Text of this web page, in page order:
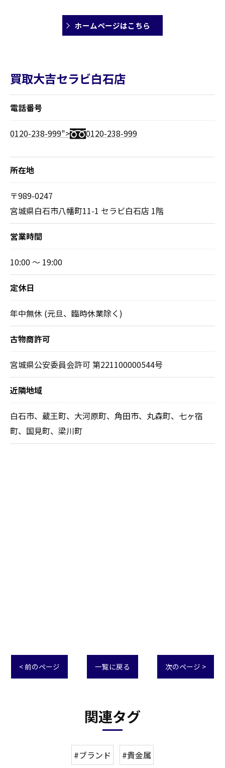
ホームページはこちら
買取大吉セラビ白石店
電話番号
0120-238-999"> 0120-238-999
所在地
〒989-0247
宮城県白石市八幡町11-1 セラビ白石店 1階
営業時間
10:00 ～ 19:00
定休日
年中無休 (元旦、臨時休業除く)
古物商許可
宮城県公安委員会許可 第221100000544号
近隣地域
白石市、蔵王町、大河原町、角田市、丸森町、七ヶ宿
町、国見町、梁川町
< 前のページ 一覧に戻る 次のページ >
関連タグ
#ブランド #貴金属